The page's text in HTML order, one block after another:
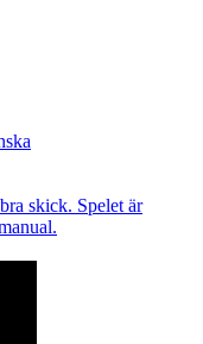
skick. Spelet är